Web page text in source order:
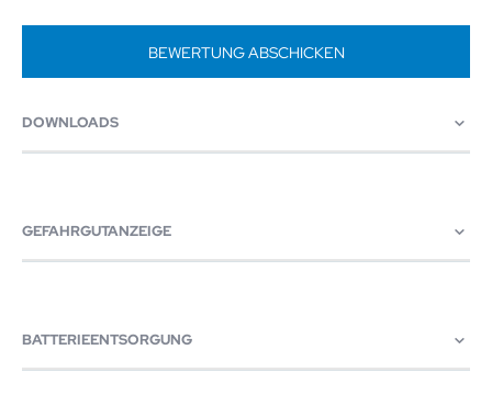
BEWERTUNG ABSCHICKEN
DOWNLOADS
GEFAHRGUTANZEIGE
BATTERIEENTSORGUNG